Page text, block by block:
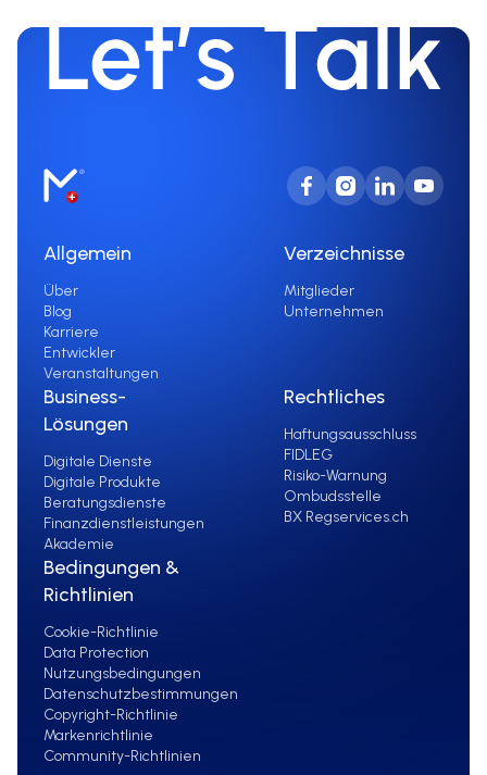
Allgemein
Über
Blog
Karriere
Entwickler
Veranstaltungen
Verzeichnisse
Mitglieder
Unternehmen
Business-
Lösungen
Digitale Dienste
Digitale Produkte
Beratungsdienste
Finanzdienstleistungen
Akademie
Rechtliches
Haftungsausschluss
FIDLEG
Risiko-Warnung
Ombudsstelle
BX Regservices.ch
Bedingungen &
Richtlinien
Cookie-Richtlinie
Data Protection
Nutzungsbedingungen
Datenschutzbestimmungen
Copyright-Richtlinie
Markenrichtlinie
Community-Richtlinien